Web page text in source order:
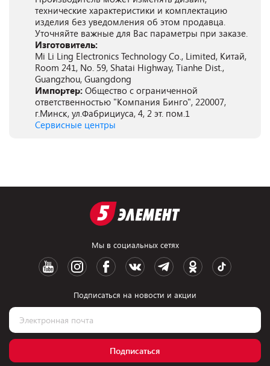
технические характеристики и комплектацию
изделия без уведомления об этом продавца.
Уточняйте важные для Вас параметры при заказе.
Изготовитель:
Mi Li Ling Electronics Technology Co., Limited, Китай,
Room 241, No. 59, Shatai Highway, Tianhe Dist.,
Guangzhou, Guangdong
Импортер: Общество с ограниченной
ответственностью "Компания Бинго", 220007,
г.Минск, ул.Фабрициуса, 4, 2 эт. пом.1
Сервисные центры
Мы в социальных сетях
Подписаться на новости и акции
Подписаться